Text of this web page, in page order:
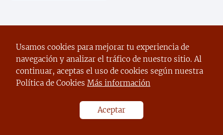
Usamos cookies para mejorar tu experiencia de
navegación y analizar el tráfico de nuestro sitio. Al
continuar, aceptas el uso de cookies según nuestra
Política de Cookies Más información
Aceptar